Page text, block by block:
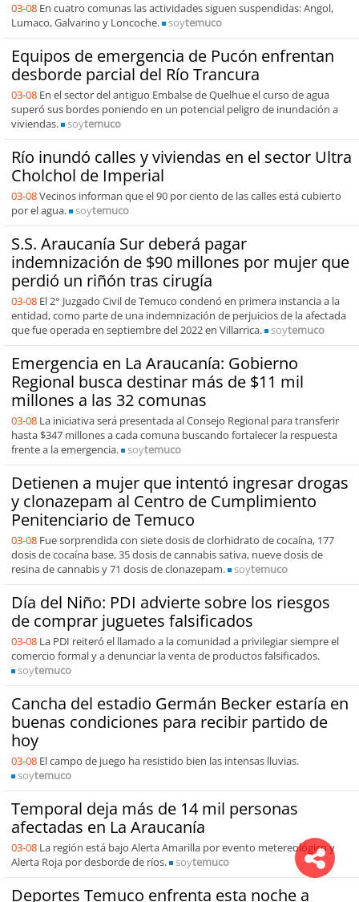
03-08 En cuatro comunas las actividades siguen suspendidas: Angol,
Lumaco, Galvarino y Loncoche.
soytemuco
Equipos de emergencia de Pucón enfrentan
desborde parcial del Río Trancura
03-08 En el sector del antiguo Embalse de Quelhue el curso de agua
superó sus bordes poniendo en un potencial peligro de inundación a
viviendas.
soytemuco
Río inundó calles y viviendas en el sector Ultra
Cholchol de Imperial
03-08Vecinos informan que el 90 por ciento de las calles está cubierto
por el agua.
soytemuco
S.S. Araucanía Sur deberá pagar
indemnización de $90 millones por mujer que
perdió un riñón tras cirugía
03-08 El 2° Juzgado Civil de Temuco condenó en primera instancia a la
entidad, como parte de una indemnización de perjuicios de la afectada
que fue operada en septiembre del 2022 en Villarrica.
soytemuco
Emergencia en La Araucanía: Gobierno
Regional busca destinar más de $11 mil
millones a las 32 comunas
03-08 La iniciativa será presentada al Consejo Regional para transferir
hasta $347 millones a cada comuna buscando fortalecer la respuesta
frente a la emergencia.
soytemuco
Detienen a mujer que intentó ingresar drogas
y clonazepam al Centro de Cumplimiento
Penitenciario de Temuco
03-08 Fue sorprendida con siete dosis de clorhidrato de cocaína, 177
dosis de cocaína base, 35 dosis de cannabis sativa, nueve dosis de
resina de cannabis y 71 dosis de clonazepam.
soytemuco
Día del Niño: PDI advierte sobre los riesgos
de comprar juguetes falsificados
03-08 La PDI reiteró el llamado a la comunidad a privilegiar siempre el
comercio formal y a denunciar la venta de productos falsificados.
soytemuco
Cancha del estadio Germán Becker estaría en
buenas condiciones para recibir partido de
hoy
03-08 El campo de juego ha resistido bien las intensas lluvias.
soytemuco
Temporal deja más de 14 mil personas
afectadas en La Araucanía
03-08 La región está bajo Alerta Amarilla por evento metereológico y
Alerta Roja por desborde de ríos.
soytemuco
Deportes Temuco enfrenta esta noche a